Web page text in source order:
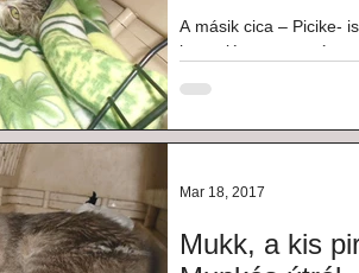
A másik cica – Picike-
hasonlóan szomorú
Mukk, a kis
Mar 18, 2017